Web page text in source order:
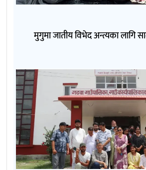
मुगुमा जातीय विभेद अन्त्यका लागि